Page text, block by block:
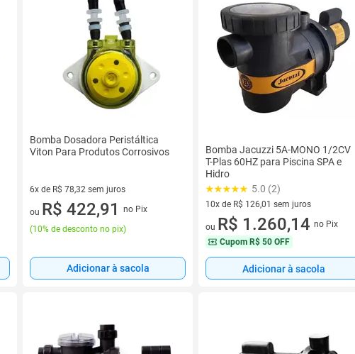
Bomba Dosadora Peristáltica
Viton Para Produtos Corrosivos
6x de R$ 78,32 sem juros
6 vez de R$ 78,32 sem juros
ou R$ 422,91
no Pix
(10% de desconto no pix)
Adicionar à sacola
Bomba Jacuzzi 5A-MONO 1/2CV
T-Plas 60HZ para Piscina SPA e
Hidro
5.0 (2)
10x de R$ 126,01 sem juros
10 vez de R$ 126,01 sem juros
ou R$ 1.260,14 no Pix
Cupom R$ 50 OFF
Adicionar à sacola